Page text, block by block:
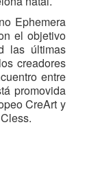
Ephemera
el objetivo
las últimas
creadores
entre
promovida
CreArt y